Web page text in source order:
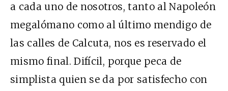
a cada uno de nosotros, tanto al Napoleón
megalómano como al último mendigo de
las calles de Calcuta, nos es reservado el
mismo final. Difícil, porque peca de
simplista quien se da por satisfecho con